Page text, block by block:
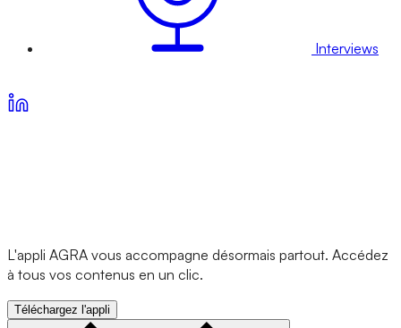
Interviews
L'appli AGRA vous accompagne désormais partout. Accédez
à tous vos contenus en un clic.
Téléchargez l'appli